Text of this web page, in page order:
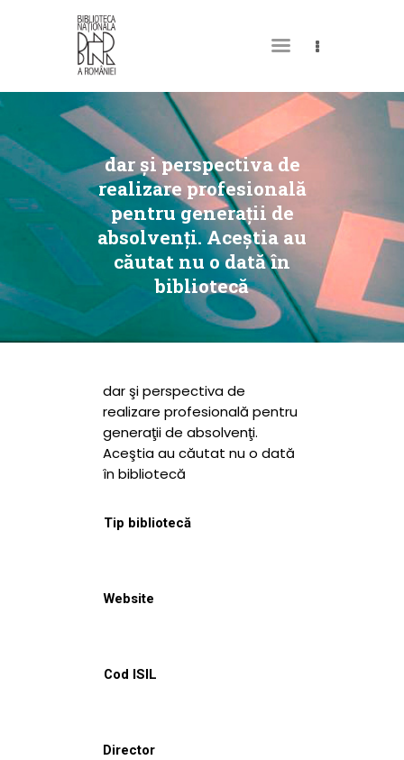
dar şi perspectiva de
realizare profesională
pentru generaţii de
absolvenţi. Aceştia au
căutat nu o dată în
bibliotecă
DESPRE NOI
PERMISUL MEU DE
BIBLIOTECĂ
CATALOAGE ȘI
COLECȚII
BIBLIOTECA DIGITALĂ
EVENIMENTE
CULTURALE
NOUTĂȚI
dar şi perspectiva de
realizare profesională pentru
generaţii de absolvenţi.
Aceştia au căutat nu o dată
în bibliotecă
Tip bibliotecă
Website
Cod ISIL
Director